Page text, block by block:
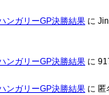
ンガリーGP決勝結果に
ンガリーGP決勝結果に
ンガリーGP決勝結果に 匿